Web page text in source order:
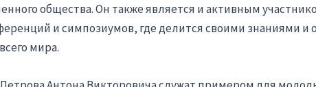
общества. Он также является и активным
и симпозиумов, где делится своими знаниями и
мира.